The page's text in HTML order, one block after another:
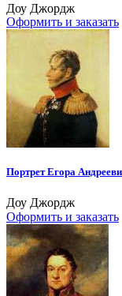
Доу Джордж
Оформить и заказать
Портрет Егора
Доу Джордж
Оформить и заказать